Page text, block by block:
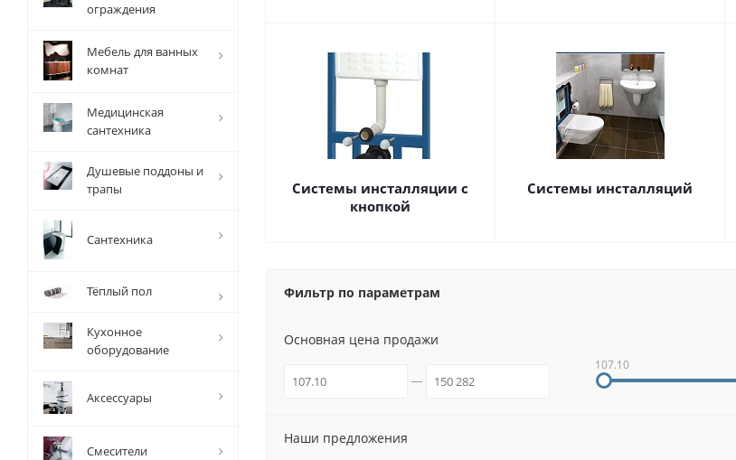
Системы инсталляции с
кнопкой
Системы инсталляций
Фильтр по параметрам
Основная цена продажи
107.10
Наши предложения
ограждения
Мебель для ванных
комнат
Медицинская
сантехника
Душевые поддоны и
трапы
Сантехника
Тёплый пол
Кухонное
оборудование
Аксессуары
Смесители